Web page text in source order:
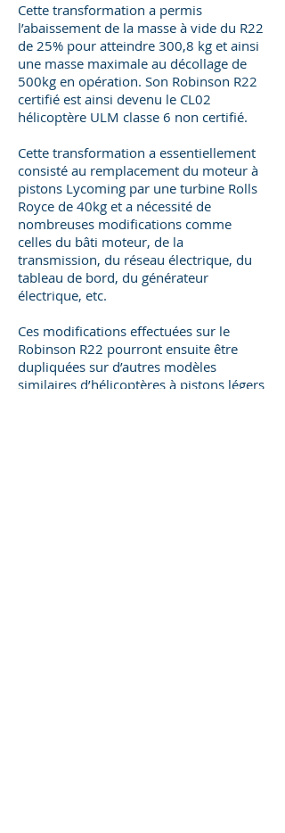
Cette transformation a permis
l’abaissement de la masse à vide du R22
de 25% pour atteindre 300,8 kg et ainsi
une masse maximale au décollage de
500kg en opération. Son Robinson R22
certifié est ainsi devenu le CL02
hélicoptère ULM classe 6 non certifié.
Cette transformation a essentiellement
consisté au remplacement du moteur à
pistons Lycoming par une turbine Rolls
Royce de 40kg et a nécessité de
nombreuses modifications comme
celles du bâti moteur, de la
transmission, du réseau électrique, du
tableau de bord, du générateur
électrique, etc.
Ces modifications effectuées sur le
Robinson R22 pourront ensuite être
dupliquées sur d’autres modèles
similaires d’hélicoptères à pistons légers